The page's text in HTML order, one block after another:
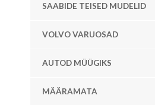
SAABIDE TEISED MUDELID
VOLVO VARUOSAD
AUTOD MÜÜGIKS
MÄÄRAMATA